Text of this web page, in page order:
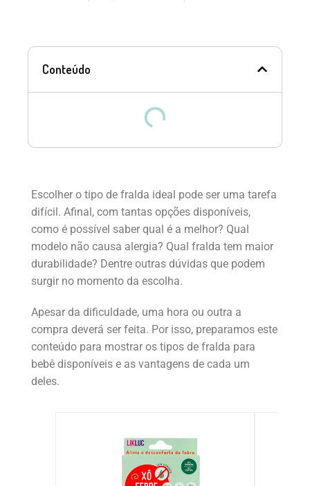
Conteúdo
Escolher o tipo de fralda ideal pode ser uma tarefa
difícil. Afinal, com tantas opções disponíveis,
como é possível saber qual é a melhor? Qual
modelo não causa alergia? Qual fralda tem maior
durabilidade? Dentre outras dúvidas que podem
surgir no momento da escolha.
Apesar da dificuldade, uma hora ou outra a
compra deverá ser feita. Por isso, preparamos este
conteúdo para mostrar os tipos de fralda para
bebê disponíveis e as vantagens de cada um
deles.